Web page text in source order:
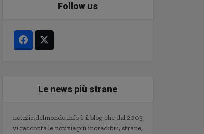
Follow us
Le news più strane
notizie.delmondo.info è il blog che dal 2003
vi racconta le notizie più incredibili, strane,